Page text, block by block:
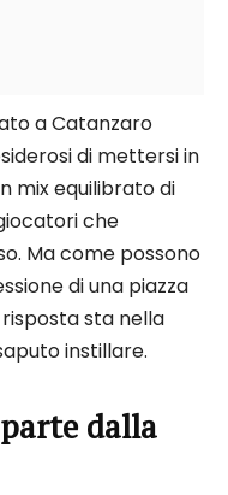
a Catanzaro
di mettersi in
mix equilibrato di
che
Ma come possono
di una piazza
sta nella
instillare.
dalla